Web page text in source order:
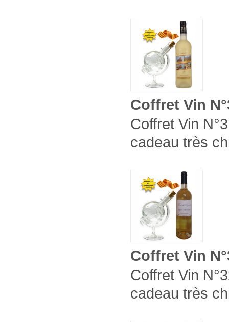
Coffret Vin
Coffret Vin
cadeau très
Coffret Vin
Coffret Vin
cadeau très